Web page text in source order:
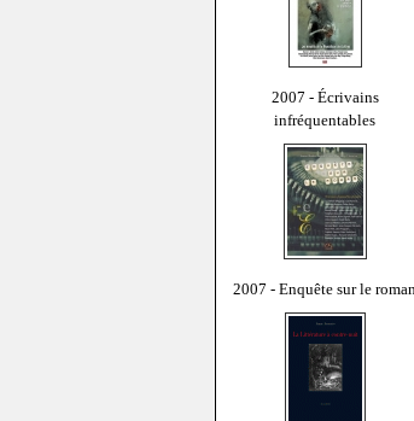
2007 - Écrivains
infréquentables
2007 - Enquête sur le roman